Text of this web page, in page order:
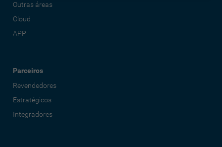
Outras áreas
Cloud
APP
Parceiros
Revendedores
Estratégicos
Integradores